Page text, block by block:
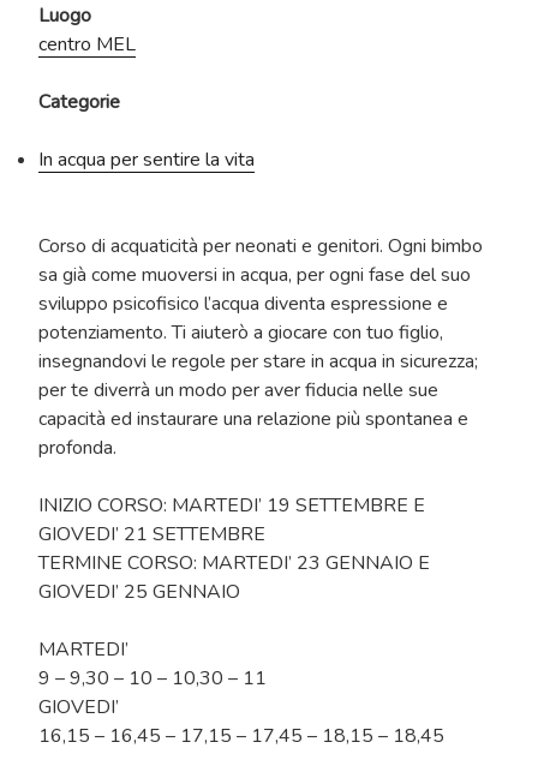
Luogo
centro MEL
Categorie
In acqua per sentire la vita
Corso di acquaticità per neonati e genitori. Ogni bimbo
sa già come muoversi in acqua, per ogni fase del suo
sviluppo psicofisico l’acqua diventa espressione e
potenziamento. Ti aiuterò a giocare con tuo figlio,
insegnandovi le regole per stare in acqua in sicurezza;
per te diverrà un modo per aver fiducia nelle sue
capacità ed instaurare una relazione più spontanea e
profonda.
INIZIO CORSO: MARTEDI’ 19 SETTEMBRE E
GIOVEDI’ 21 SETTEMBRE
TERMINE CORSO: MARTEDI’ 23 GENNAIO E
GIOVEDI’ 25 GENNAIO
MARTEDI’
9 – 9,30 – 10 – 10,30 – 11
GIOVEDI’
16,15 – 16,45 – 17,15 – 17,45 – 18,15 – 18,45